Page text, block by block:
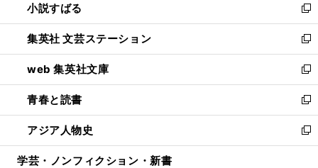
く
で
開
く
い
ウ
ィ
ン
ド
ウ
で
開
く
小説すばる
新
し
い
ウ
ィ
ン
ド
ウ
で
開
集英社 文芸ステーション
新
し
い
ウ
ィ
ン
ド
ウ
web 集英社文庫
新
し
い
ウ
ィ
ン
青春と読書
新
し
い
ウ
アジア人物史
新
し
学芸・ノンフィクション・新書